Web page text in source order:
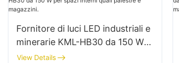
Fornitore di luci LED industriali e
minerarie KML-HB30 da 150 W
per spazi interni quali palestre e
View Details